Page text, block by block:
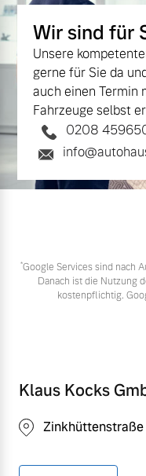
Wir sind für
Unsere
gerne für Sie da
auch einen Termin
Fahrzeuge selbst
0208
*Google Services sind nach
Danach ist die Nutzung
kostenpflichtig.
Klaus Kocks